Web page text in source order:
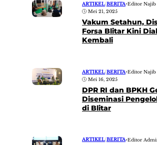
ARTIKEL|BERITA•Editor
Mei 21, 2025
Vakum Setahun,
Forsa Blitar Kini
Kembali
ARTIKEL|BERITA•Editor
Mei 16, 2025
DPR RI dan BPKH
Diseminasi
di Blitar
ARTIKEL BERITA•Editor